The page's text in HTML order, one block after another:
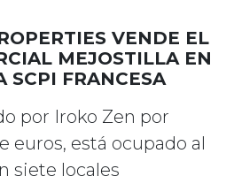
VENDE EL
MEJOSTILLA EN
SCPI FRANCESA
por Iroko Zen por
euros, está ocupado al
siete locales